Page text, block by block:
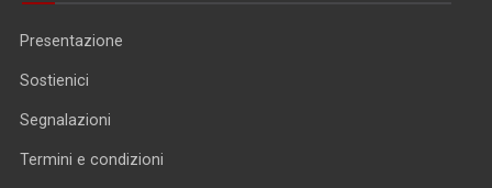
Presentazione
Sostienici
Segnalazioni
Termini e condizioni